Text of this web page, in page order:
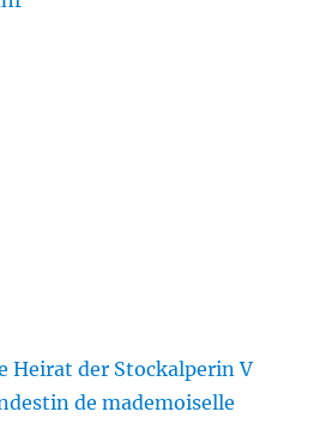
Heirat der Stockalperin V
de mademoiselle